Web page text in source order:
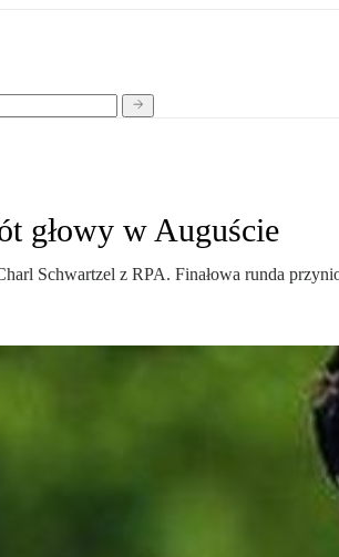
głowy w Auguście
Schwartzel z RPA. Finałowa runda